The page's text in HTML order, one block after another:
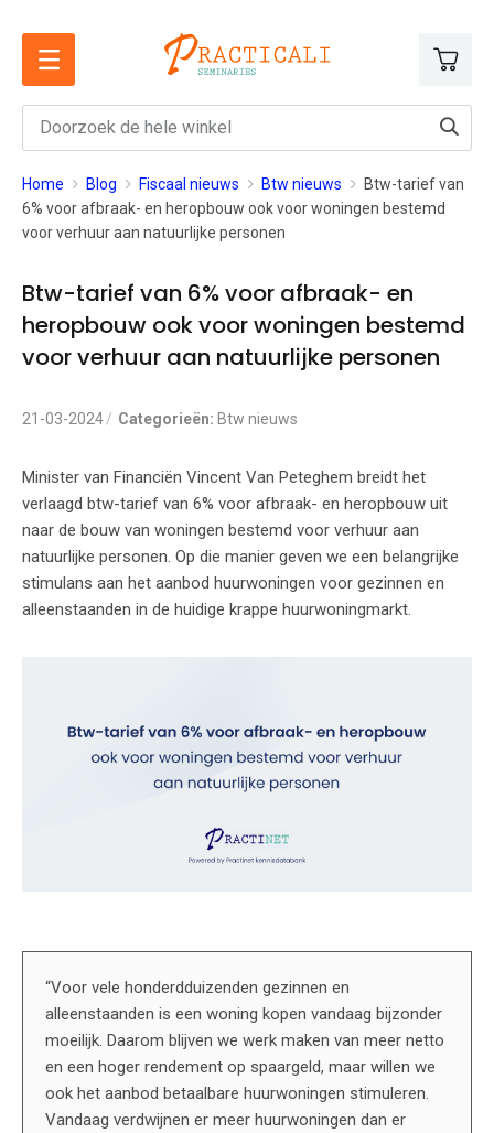
Ga
naar
inhoud
Home Blog Fiscaal nieuws Btw nieuws
Btw-tarief van
6% voor afbraak- en heropbouw ook voor woningen bestemd
voor verhuur aan natuurlijke personen
Btw-tarief van 6% voor afbraak- en
heropbouw ook voor woningen bestemd
voor verhuur aan natuurlijke personen
21-03-2024 Categorieën: Btw nieuws
Minister van Financiën Vincent Van Peteghem breidt het
verlaagd btw-tarief van 6% voor afbraak- en heropbouw uit
naar de bouw van woningen bestemd voor verhuur aan
natuurlijke personen. Op die manier geven we een belangrijke
stimulans aan het aanbod huurwoningen voor gezinnen en
alleenstaanden in de huidige krappe huurwoningmarkt.
“Voor vele honderdduizenden gezinnen en
alleenstaanden is een woning kopen vandaag bijzonder
moeilijk. Daarom blijven we werk maken van meer netto
en een hoger rendement op spaargeld, maar willen we
ook het aanbod betaalbare huurwoningen stimuleren.
Vandaag verdwijnen er meer huurwoningen dan er